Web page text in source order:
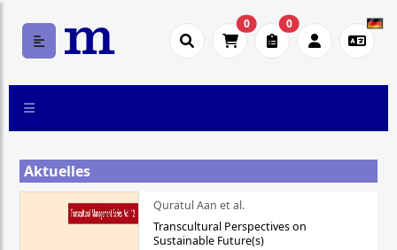
0 0
Aktuelles
Quratul Aan et al.
Transcultural Perspectives on
Sustainable Future(s)